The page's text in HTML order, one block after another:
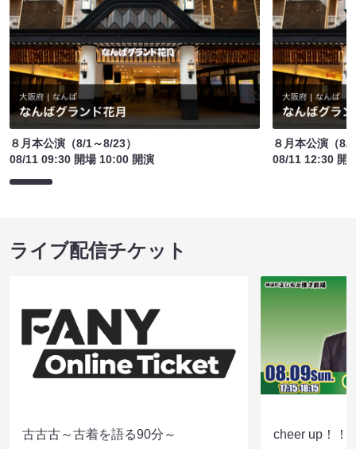
８月本公演（8/1～8/23）
08/11 09:30 開場 10:00 開演
８月本公演（8/
08/11 12:30 開
ライブ配信チケット
古古古～古着を語る90分～
cheer up！